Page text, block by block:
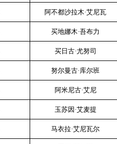
阿不都沙拉木·艾尼瓦
买地娜木·吾布力
买日古·尤努司
努尔曼古·库尔班
阿米尼古·艾尼
玉苏因·艾麦提
马衣拉·艾尼瓦尔